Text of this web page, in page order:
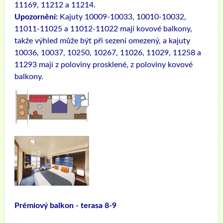
11169, 11212 a 11214.
Upozornění: Kajuty 10009-10033, 10010-10032,
11011-11025 a 11012-11022 mají kovové balkony,
takže výhled může být při sezení omezený, a kajuty
10036, 10037, 10250, 10267, 11026, 11029, 11258 a
11293 mají z poloviny prosklené, z poloviny kovové
balkony.
Prémiový balkon - terasa 8-9